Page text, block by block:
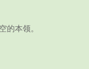
本领。